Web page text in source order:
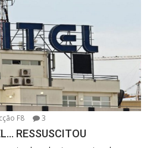
F8 3
RESSUSCITOU